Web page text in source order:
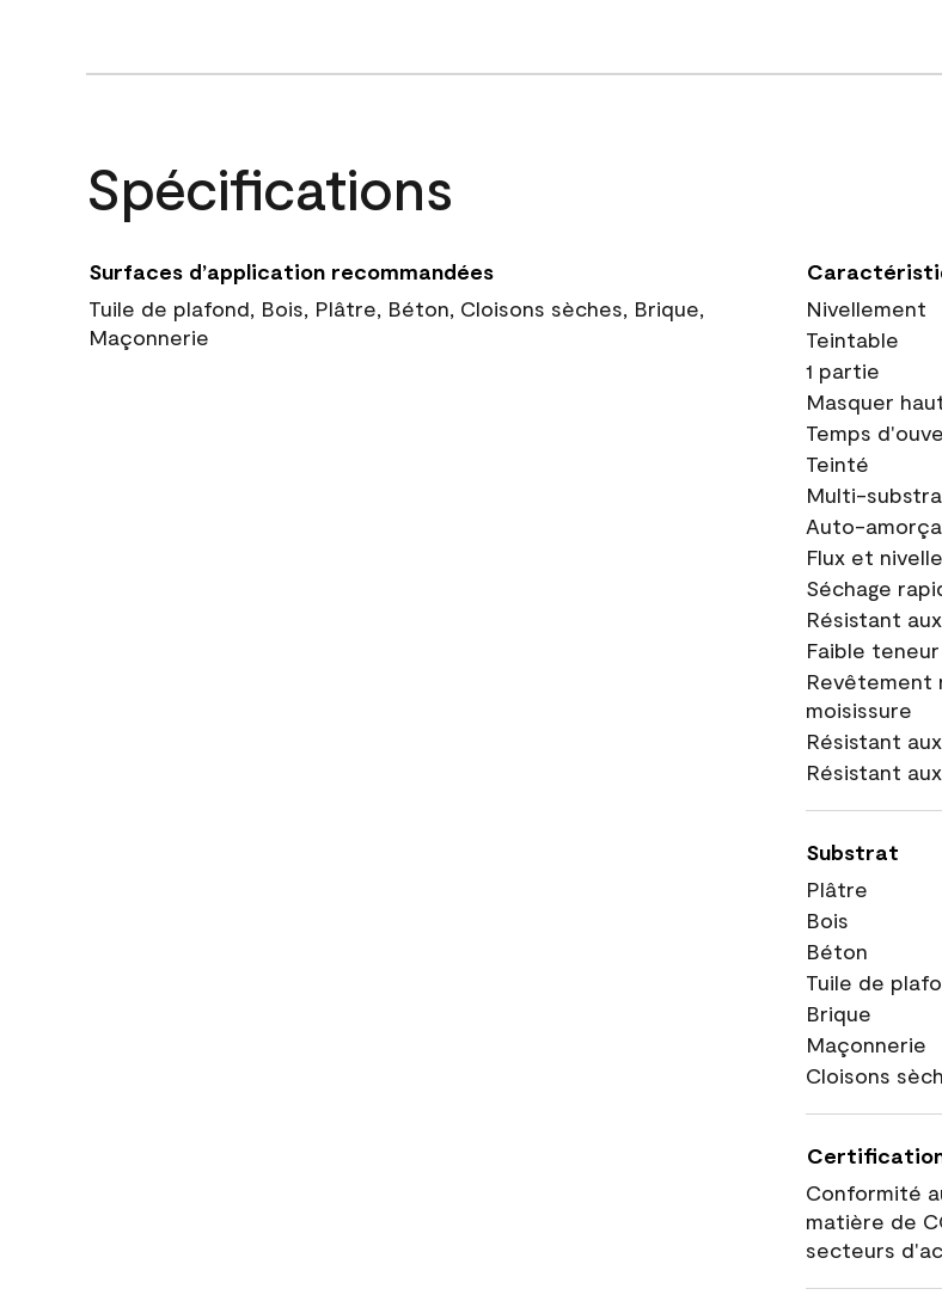
Spécifications
Surfaces d’application recommandées
Tuile de plafond, Bois, Plâtre, Béton, Cloisons sèches, Brique,
Maçonnerie
Nivellement
Teintable
1 partie
Masquer
Temps
Teinté
Multi-
Auto-
Flux et
Séchage
Résistant
Faible
Revêtement
moisissure
Résistant
Résistant
Substrat
Plâtre
Bois
Béton
Tuile de
Brique
Maçonnerie
Cloisons
Conformité
matière de
secteurs